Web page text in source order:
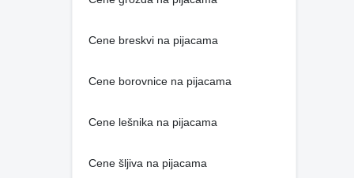
Cene breskvi na pijacama
Cene borovnice na pijacama
Cene lešnika na pijacama
Cene šljiva na pijacama